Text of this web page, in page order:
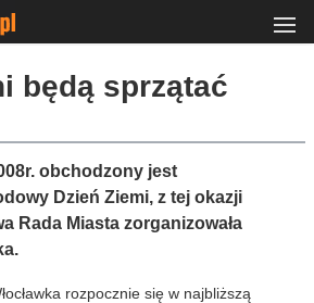
będą sprzątać
obchodzony jest
Dzień Ziemi, z tej okazji
Rada Miasta zorganizowała
rozpocznie się w najbliższą